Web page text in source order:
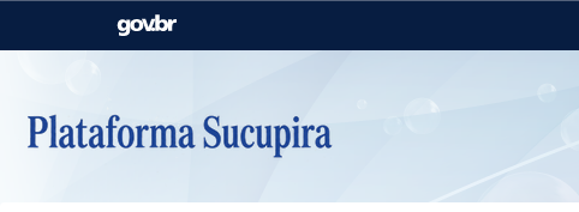
Casa Civil
Pecuária e Abastecimento